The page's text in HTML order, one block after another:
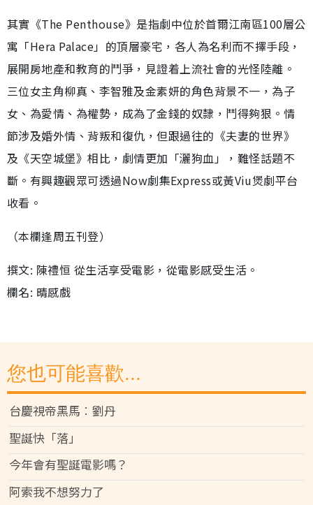
其實《The Penthouse》是指劇中位於首爾江南區100層公
寓「Hera Palace」的頂層豪宅，各人為名利而不擇手段，
展開房地產和教育的鬥爭，見證着上流社會的光怪陸離。
三位女主角柳真、李智雅及金素妍的角色背景不一，為子
女、為愛情、為權勢，成為了金錢的奴隸，鬥得夠狠。情
節涉及婚外情、背叛和復仇，但跟過往的《夫妻的世界》
及《天空城堡》相比，劇情更加「灑狗血」，難怪話題不
斷。有興趣觀眾可透過Now劇集Express或黃Viu煲劇平台
收看。
（本欄逢周五刊登）
撰文: 陳禮恒 從生活享受電影，從電影感受生活。
欄名: 晴感戲
您也可能喜歡...
台慶視帝黑馬︰劉丹
聖誕快「落」
今年會有聖誕電影嗎？
阿索我不想努力了